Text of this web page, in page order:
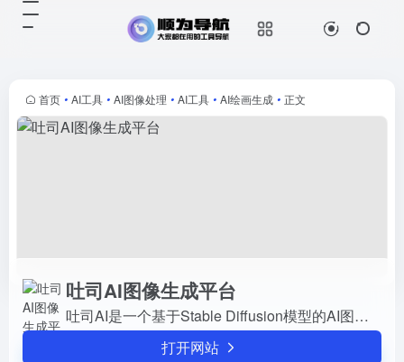
首页 • AI工具 • AI图像处理 • AI工具 • AI绘画生成 • 正文
吐司AI图像生成平台
吐司AI是一个基于Stable Diffusion模型的AI图像生成平台，具有多种生成高质量图片的功能，可以满足用户的不同需求。
打开网站
成高质量图片的功能，可以满足用户
的不同需求。